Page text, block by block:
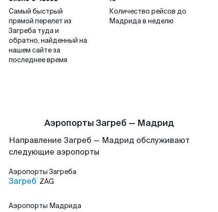
Самый быстрый
прямой перелет из
Загреба туда и
обратно, найденный на
нашем сайте за
последнее время
Количество рейсов до
Мадрида в неделю
Аэропорты Загреб — Мадрид
Направление Загреб — Мадрид обслуживают
следующие аэропорты
Аэропорты Загреба
Загреб ZAG
Аэропорты Мадрида